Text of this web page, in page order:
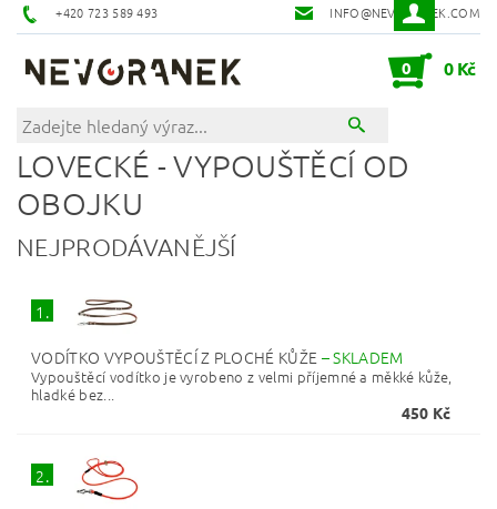
+420 723 589 493 INFO@NEVORANEK.COM
0 0 Kč
LOVECKÉ - VYPOUŠTĚCÍ OD
OBOJKU
NEJPRODÁVANĚJŠÍ
1.
VODÍTKO VYPOUŠTĚCÍ Z PLOCHÉ KŮŽE –SKLADEM
Vypouštěcí vodítko je vyrobeno z velmi příjemné a měkké kůže,
hladké bez...
450 Kč
2.